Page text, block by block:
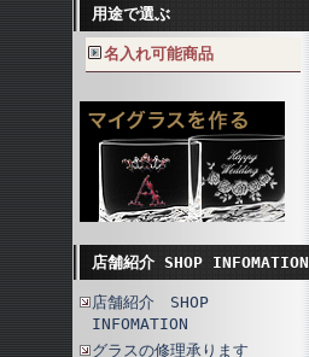
用途で選ぶ
名入れ可能商品
店舗紹介 SHOP INFOMATION
店舗紹介 SHOP
INFOMATION
グラスの修理承ります